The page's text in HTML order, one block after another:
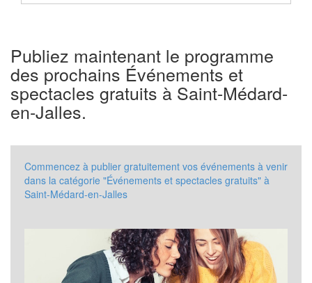
Publiez maintenant le programme
des prochains Événements et
spectacles gratuits à Saint-Médard-
en-Jalles.
Commencez à publier gratuitement vos événements à venir
dans la catégorie "Événements et spectacles gratuits" à
Saint-Médard-en-Jalles